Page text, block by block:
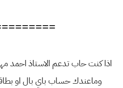
اذا كنت حاب تدعم الاستاذ احمد
وماعندك حساب باي بال او